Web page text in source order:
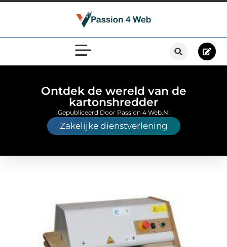
Ontdek de wereld van de
kartonshredder
Zakelijke dienstverlening
Gepubliceerd Door Passion 4 Web.nl